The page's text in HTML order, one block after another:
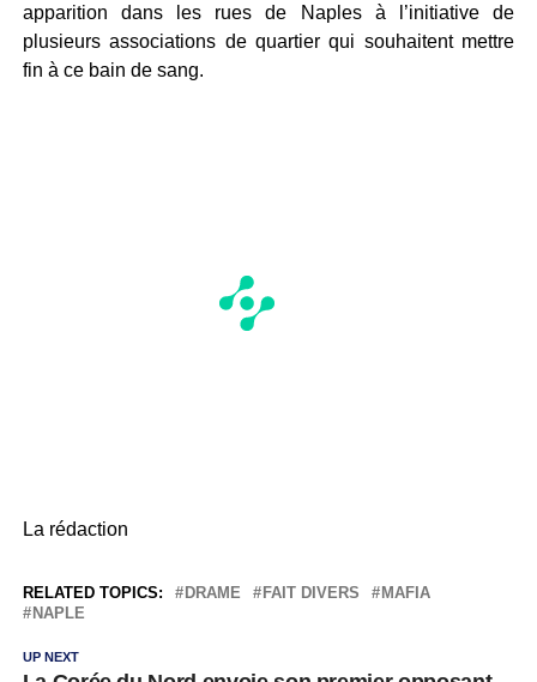
apparition dans les rues de Naples à l’initiative de
plusieurs associations de quartier qui souhaitent mettre
fin à ce bain de sang.
La rédaction
RELATED TOPICS: DRAME FAIT DIVERS
MAFIA
NAPLE
UP NEXT